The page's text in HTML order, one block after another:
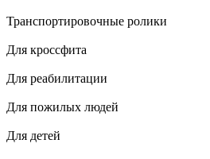
Транспортировочные ролики
Для кроссфита
Для реабилитации
Для пожилых людей
Для детей